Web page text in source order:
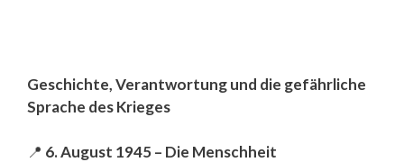
Geschichte, Verantwortung und die gefährliche
Sprache des Krieges
📍 6. August 1945 – Die Menschheit